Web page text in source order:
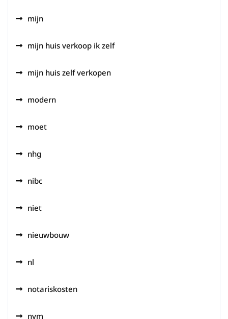
mijn
mijn huis verkoop ik zelf
mijn huis zelf verkopen
modern
moet
nhg
nibc
niet
nieuwbouw
nl
notariskosten
nvm